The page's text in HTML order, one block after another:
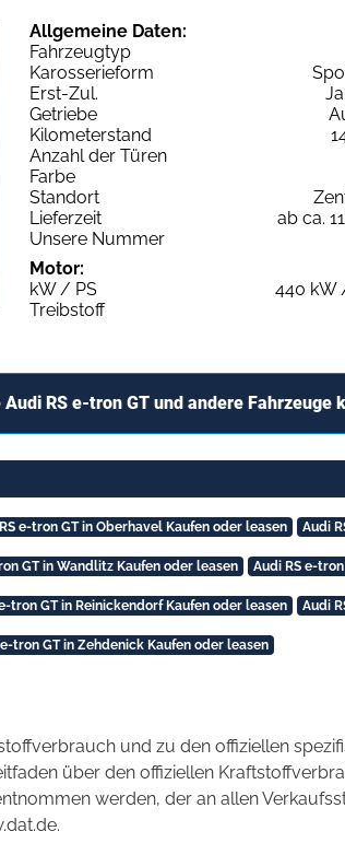
Allgemeine Daten:
Fahrzeugtyp
Karosserieform
Erst-Zul.
Getriebe
Kilometerstand
Anzahl der Türen
Farbe
Standort
Lieferzeit
ab ca.
Unsere Nummer
Motor:
kW / PS
440 kW
Treibstoff
RS e-tron GT und andere Fahrzeuge
e-tron GT in Oberhavel Kaufen oder leasen Audi
GT in Wandlitz Kaufen oder leasen Audi RS e-
tron GT in Reinickendorf Kaufen oder leasen Audi
e-tron GT in Zehdenick Kaufen oder leasen
und zu den offiziellen
über den offiziellen
werden, der an allen